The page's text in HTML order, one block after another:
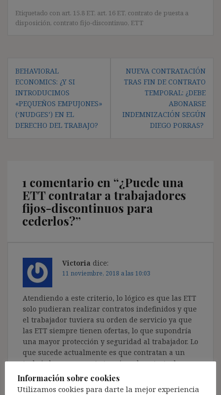
Etiquetado con art. 15.8 ET, art. 16 ET, contrato de puesta a
disposición, contrato fijo-discontinuo, ETT
de
entradas
BEHAVIORAL
ECONOMICS: ¿Y SI
INTRODUCIMOS
«PEQUEÑOS EMPUJONES»
(‘NUDGES’) EN EL
DERECHO DEL TRABAJO?
NUEVA CONTRATACIÓN
TRAS FIN DE CONTRATO
TEMPORAL: ¿DEBE
ABONARSE
INDEMNIZACIÓN SEGÚN
DIEGO PORRAS?
1 comentario en “¿Puede una
ETT contratar a trabajadores
fijos-discontinuos para
cederlos?”
Victoria dice:
11 noviembre, 2018 a las 10:03
Atendiendo a este criterio, lo lógico es que las ETT
solo pudieran realizar contratos indefinidos y que
el trabajador tuviera su orden de servicio ya que
las ETT siempre tienen ofertas, lo que supondría
una mayor protección y seguridad al trabajador. Lo
que sucede actualmente es que contratan a un
trabajador y en cuanto termina el contrato de
disposición la ETT lo despide y se olvida de esa
persona. Además, en muchos puestos quien
Información sobre cookies
Utilizamos cookies para darte la mejor experiencia